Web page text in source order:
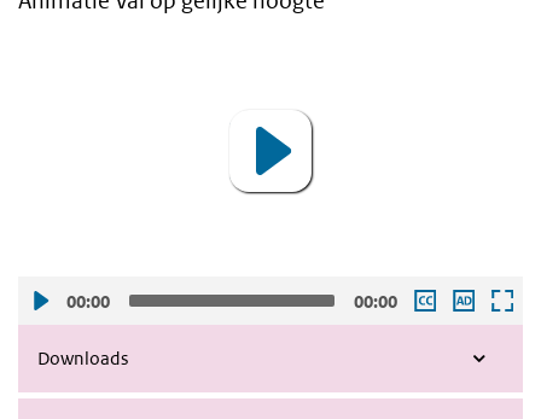
00:00 00:00
Downloads